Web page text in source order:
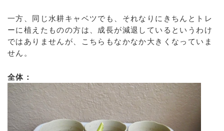
一方、同じ水耕キャベツでも、それなりにきちんとトレ
ーに植えたものの方は、成長が減退しているというわけ
ではありませんが、こちらもなかなか大きくなっていま
せん。
全体：